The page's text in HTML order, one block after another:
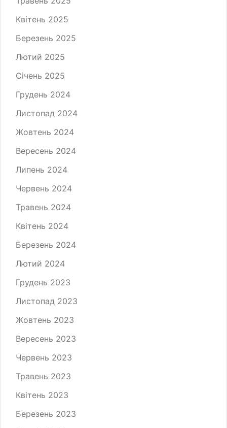
Квітень 2025
Березень 2025
Лютий 2025
Січень 2025
Грудень 2024
Листопад 2024
Жовтень 2024
Вересень 2024
Липень 2024
Червень 2024
Травень 2024
Квітень 2024
Березень 2024
Лютий 2024
Грудень 2023
Листопад 2023
Жовтень 2023
Вересень 2023
Червень 2023
Травень 2023
Квітень 2023
Березень 2023